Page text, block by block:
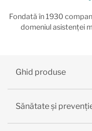
Fondată în 1930
domeniul asistenței
Ghid produse
Sănătate și